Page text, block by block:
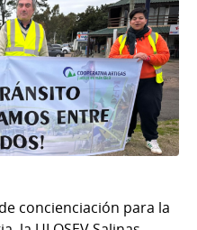
concienciación para la